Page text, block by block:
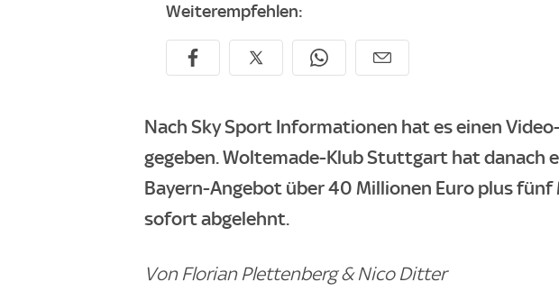
Weiterempfehlen:
Nach Sky Sport Informationen hat es einen
gegeben. Woltemade-Klub Stuttgart hat danach
Bayern-Angebot über 40 Millionen Euro plus fünf
sofort abgelehnt.
Von Florian Plettenberg & Nico Ditter